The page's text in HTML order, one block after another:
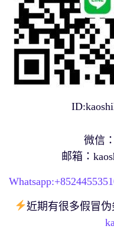
微信
邮箱：
Whatsapp:+
近期有很多假冒